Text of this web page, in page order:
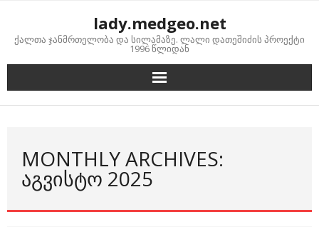
content
lady.medgeo.net
ქალთა ჯანმრთელობა და სილამაზე. ლალი დათეშიძის პროექტი
1996 წლიდან
MONTHLY ARCHIVES:
ᲐᲒᲕᲘᲡᲢᲝ 2025